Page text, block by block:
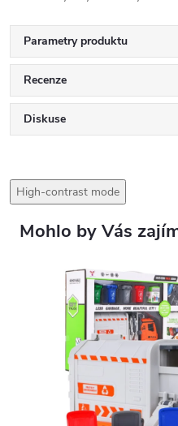
Parametry produktu
Recenze
Diskuse
High-contrast mode